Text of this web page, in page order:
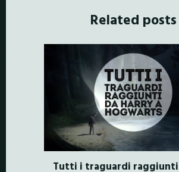
Related posts
Tutti i traguardi